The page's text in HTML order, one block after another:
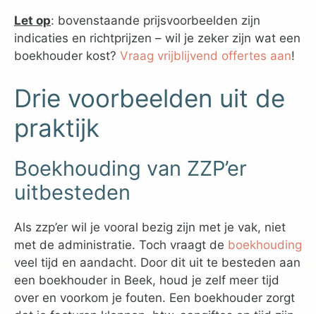
Let op: bovenstaande prijsvoorbeelden zijn
indicaties en richtprijzen – wil je zeker zijn wat een
boekhouder kost? Vraag vrijblijvend offertes aan!
Drie voorbeelden uit de
praktijk
Boekhouding van ZZP’er
uitbesteden
Als zzp’er wil je vooral bezig zijn met je vak, niet
met de administratie. Toch vraagt de boekhouding
veel tijd en aandacht. Door dit uit te besteden aan
een boekhouder in Beek, houd je zelf meer tijd
over en voorkom je fouten. Een boekhouder zorgt